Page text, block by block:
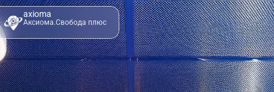
axioma
Аксиома.Свобода плюс